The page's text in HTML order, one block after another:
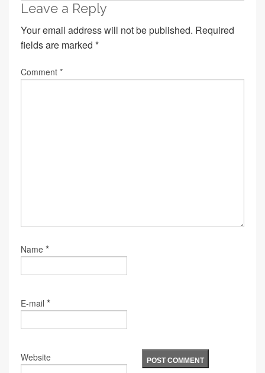
Leave a Reply
Your email address will not be published. Required
fields are marked *
Comment *
Name *
E-mail *
Website